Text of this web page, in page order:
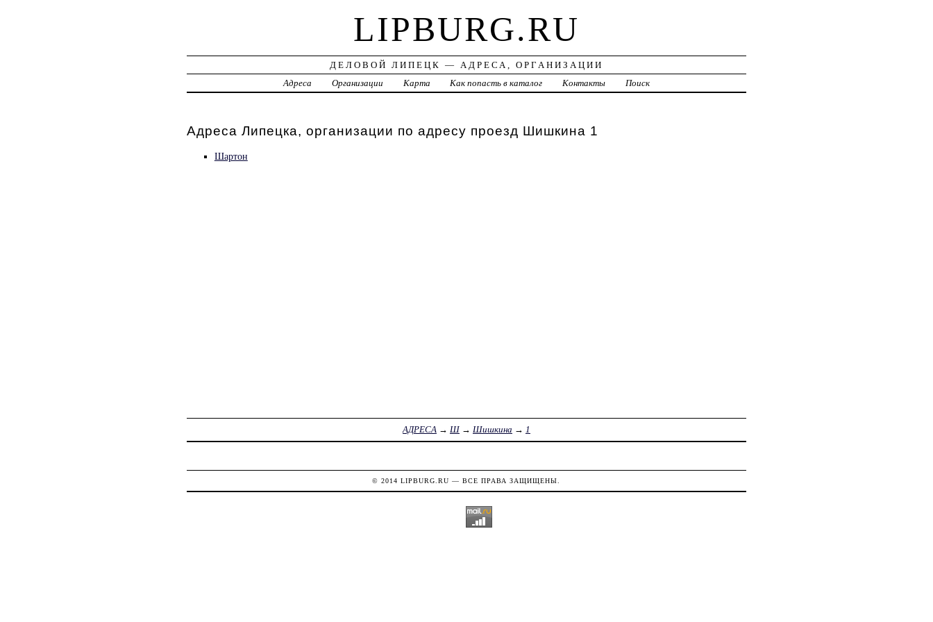
LIPBURG.RU
ДЕЛОВОЙ ЛИПЕЦК — АДРЕСА, ОРГАНИЗАЦИИ
Адреса
Организации Карта Как попасть в каталог Контакты Поиск
Адреса Липецка, организации по адресу проезд Шишкина 1
Шартон
АДРЕСА→ Ш→ Шишкина → 1
© 2014LIPBURG.RU — ВСЕ ПРАВА ЗАЩИЩЕНЫ.